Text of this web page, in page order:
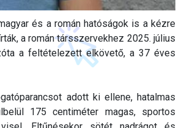
és a román hatóságok is a kézre
a román társszervekhez 2025. július
a feltételezett elkövető, a 37 éves
adott ki ellene, hatalmas
175 centiméter magas, sportos